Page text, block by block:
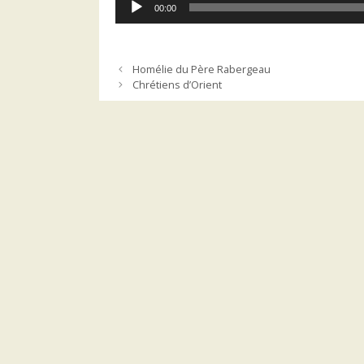
audio
00:00
Homélie du Père Rabergeau
Chrétiens d’Orient